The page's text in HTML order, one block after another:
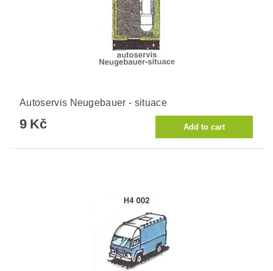
Autoservis Neugebauer - situace
9 Kč